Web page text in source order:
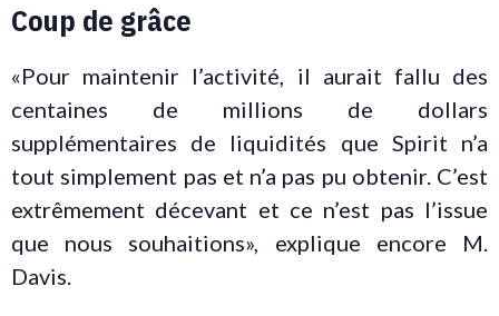
Coup de grâce
«Pour maintenir l’activité, il aurait fallu des
centaines de millions de dollars
supplémentaires de liquidités que Spirit n’a
tout simplement pas et n’a pas pu obtenir. C’est
extrêmement décevant et ce n’est pas l’issue
que nous souhaitions», explique encore M.
Davis.